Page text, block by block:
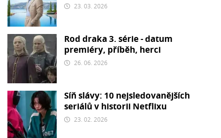
23. 03. 2026
Rod draka 3. série - datum
premiéry, příběh, herci
26. 06. 2026
Síň slávy: 10 nejsledovanějších
seriálů v historii Netflixu
23. 02. 2026